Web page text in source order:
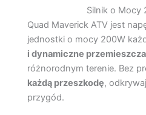
Silnik o Mocy
Quad Maverick ATV jest
jednostki o mocy 200W
i dynamiczne
różnorodnym terenie. Bez
każdą przeszkodę,
przygód.